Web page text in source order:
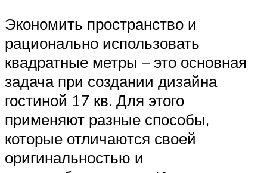
Экономить пространство и
рационально использовать
квадратные метры – это основная
задача при создании дизайна
гостиной 17 кв. Для этого
применяют разные способы,
которые отличаются своей
оригинальностью и